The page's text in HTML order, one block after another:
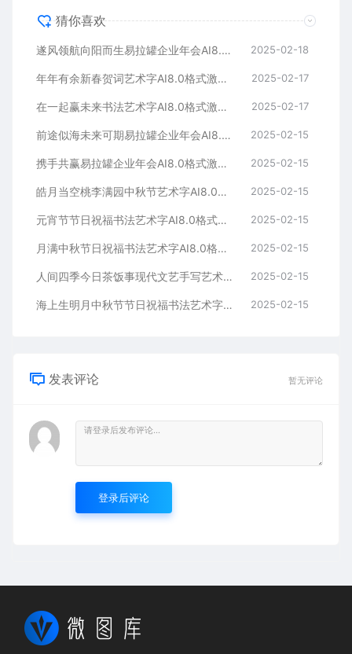
猜你喜欢
遂风领航向阳而生易拉罐企业年会AI8.0格式激光打标文件通用矢量图 2025-02-18
年年有余新春贺词艺术字AI8.0格式激光打标文件通用矢量图 2025-02-17
在一起赢未来书法艺术字AI8.0格式激光打标文件通用矢量图 2025-02-17
前途似海未来可期易拉罐企业年会AI8.0格式激光打标文件通用矢量图 2025-02-15
携手共赢易拉罐企业年会AI8.0格式激光打标文件通用矢量图 2025-02-15
皓月当空桃李满园中秋节艺术字AI8.0格式激光打标文件通用矢量图 2025-02-15
元宵节节日祝福书法艺术字AI8.0格式激光打标文件通用矢量图 2025-02-15
月满中秋节日祝福书法艺术字AI8.0格式激光打标文件通用矢量图 2025-02-15
人间四季今日茶饭事现代文艺手写艺术字AI8.0格式激光打标文件通用矢量图 2025-02-15
海上生明月中秋节节日祝福书法艺术字AI8.0格式激光打标文件通用矢量图 2025-02-15
发表评论 暂无评论
登录后评论